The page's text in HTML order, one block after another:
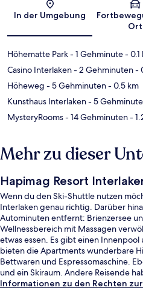
In der Umgebung
Ort
Höhematte Park- 1 Gehminute- 0.1
Casino Interlaken- 2 Gehminuten-
Höheweg - 5 Gehminuten- 0.5 km
Kunsthaus Interlaken- 5
MysteryRooms- 14 Gehminuten-
Mehr zu dieser
Hapimag Resort
Wenn du den Ski-Shuttle nutzen
Interlaken genau richtig. Darüber
Autominuten entfernt: Brienzersee
Wellnessbereich mit Massagen
etwas essen. Es gibt einen
bieten die Apartments wunderbare
Bettwaren und Espressomaschine.
und ein Skiraum. Andere Reisende
hilfsbereite Personal zu berichten.
Informationen zu den Rechten